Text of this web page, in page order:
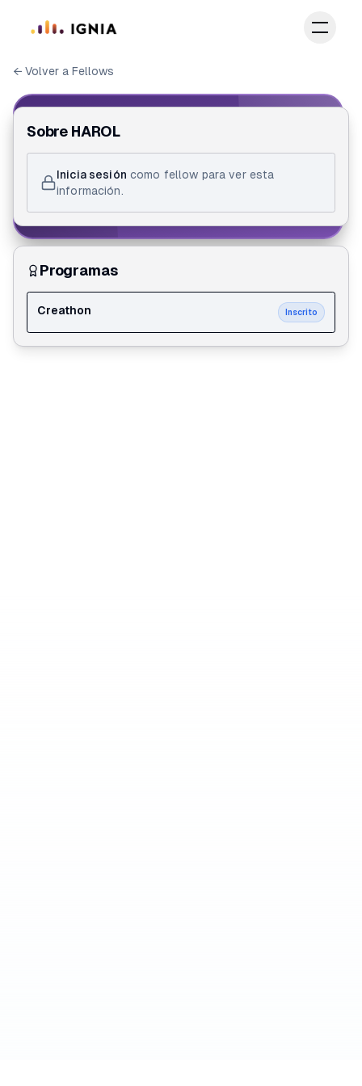
← Volver a Fellows
ID de Fellow
HAROL MAURICIA VALENCIA PALACIOS
Sobre HAROL
Inicia sesión como fellow para ver esta
información.
Programas
Creathon Inscrito